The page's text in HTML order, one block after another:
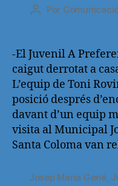
Autor
entrada
Por
-El Juvenil A
caigut derrotat a
L’equip de Toni
posició després
davant d’un equip
visita al Municipal
Santa Coloma van
Josep Maria Gené,